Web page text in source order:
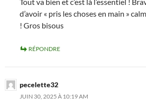
Tout va bien et c’est là l’essentiel !
d’avoir « pris les choses en main »
! Gros bisous
RÉPONDRE
pecelette32
JUIN 30, 2025 À 10:19 AM